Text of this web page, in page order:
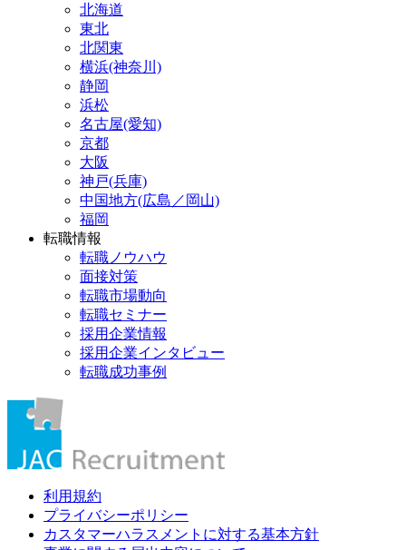
北海道
東北
北関東
横浜(神奈川)
静岡
浜松
名古屋(愛知)
京都
大阪
神戸(兵庫)
中国地方(広島／岡山)
福岡
転職情報
転職ノウハウ
面接対策
転職市場動向
転職セミナー
採用企業情報
採用企業インタビュー
転職成功事例
利用規約
プライバシーポリシー
カスタマーハラスメントに対する基本方針